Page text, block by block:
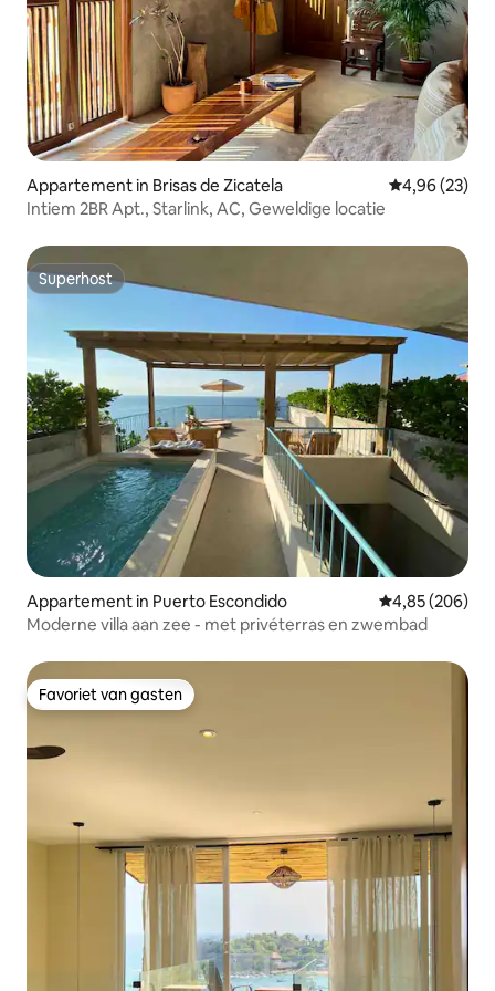
Appartement in Brisas de Zicatela Gemiddelde
4,96 (23)
Intiem 2BR Apt., Starlink, AC, Geweldige locatie
Superhost
Superhost
Appartement in Puerto Escondido Gemiddelde
4,85 (206)
Moderne villa aan zee - met privéterras en zwembad
Favoriet van gasten
Favoriet van gasten